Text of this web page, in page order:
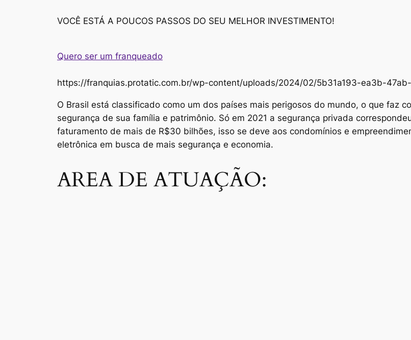
VOCÊ ESTÁ A POUCOS PASSOS DO SEU MELHOR INVESTIMENTO!
Quero ser um franqueado
https://franquias.protatic.com.br/wp-content/uploads/2024/02/5b31a193-ea3b-
O Brasil está classificado como um dos países mais perigosos do mundo, o que faz
segurança de sua família e patrimônio. Só em 2021 a segurança privada
faturamento de mais de R$30 bilhões, isso se deve aos condomínios e
eletrônica em busca de mais segurança e economia.
AREA DE ATUAÇÃO: